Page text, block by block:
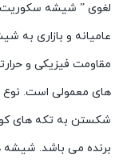
لغوی ” شیشه سکوریت
عامیانه و بازاری به
های معمولی است.
شکستن به تکه های
برنده می باشد.